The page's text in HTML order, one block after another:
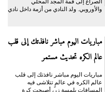
الصراع إلى قمة المجد المحلي
والأوروبي. ولد النادي من أزمة داخل نادي
مباريات اليوم مباشر نافذتك إلى قلب
عالم الكره تحديث مستمر
مباريات اليوم مباشر نافذتك إلى قلب
عالم الكره في عالمٍ تتلاشى فيه
المسافات بلمسة زر، أصبحت كرة